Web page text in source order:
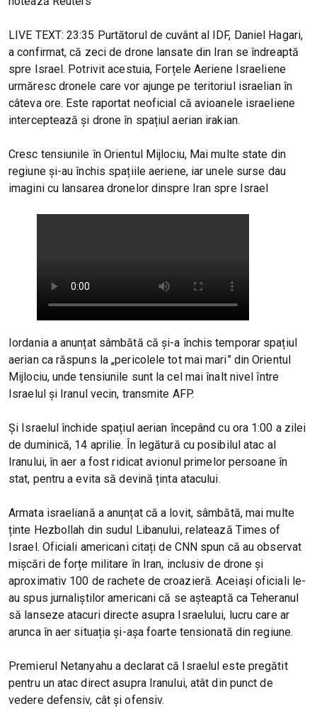
LIVE TEXT: 23:35 Purtătorul de cuvânt al IDF, Daniel Hagari,
a confirmat, că zeci de drone lansate din Iran se îndreaptă
spre Israel. Potrivit acestuia, Forțele Aeriene Israeliene
urmăresc dronele care vor ajunge pe teritoriul israelian în
câteva ore. Este raportat neoficial că avioanele israeliene
interceptează și drone în spațiul aerian irakian.
Cresc tensiunile în Orientul Mijlociu, Mai multe state din
regiune și-au închis spațiile aeriene, iar unele surse dau
imagini cu lansarea dronelor dinspre Iran spre Israel
Iordania a anunțat sâmbătă că și-a închis temporar spațiul
aerian ca răspuns la „pericolele tot mai mari” din Orientul
Mijlociu, unde tensiunile sunt la cel mai înalt nivel între
Israelul și Iranul vecin, transmite AFP.
Și Israelul închide spațiul aerian începând cu ora 1:00 a zilei
de duminică, 14 aprilie. În legătură cu posibilul atac al
Iranului, în aer a fost ridicat avionul primelor persoane în
stat, pentru a evita să devină ținta atacului.
Armata israeliană a anunțat că a lovit, sâmbătă, mai multe
ținte Hezbollah din sudul Libanului, relatează Times of
Israel. Oficiali americani citați de CNN spun că au observat
mișcări de forțe militare în Iran, inclusiv de drone și
aproximativ 100 de rachete de croazieră. Aceiași oficiali le-
au spus jurnaliștilor americani că se așteaptă ca Teheranul
să lanseze atacuri directe asupra Israelului, lucru care ar
arunca în aer situația și-așa foarte tensionată din regiune.
Premierul Netanyahu a declarat că Israelul este pregătit
pentru un atac direct asupra Iranului, atât din punct de
vedere defensiv, cât și ofensiv.